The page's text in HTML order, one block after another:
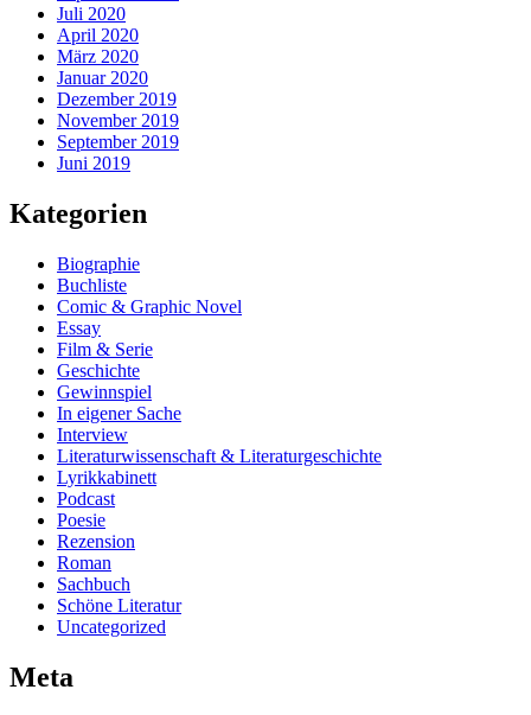
Juli 2020
April 2020
März 2020
Januar 2020
Dezember 2019
November 2019
September 2019
Juni 2019
Kategorien
Biographie
Buchliste
Comic & Graphic Novel
Essay
Film & Serie
Geschichte
Gewinnspiel
In eigener Sache
Interview
Literaturwissenschaft & Literaturgeschichte
Lyrikkabinett
Podcast
Poesie
Rezension
Roman
Sachbuch
Schöne Literatur
Uncategorized
Meta